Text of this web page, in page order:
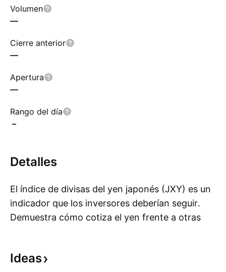
Volumen
—
Cierre anterior
—
Apertura
—
Rango del día
–
Detalles
El índice de divisas del yen japonés (JXY) es un
indicador que los inversores deberían seguir.
Demuestra cómo cotiza el yen frente a otras
de ser uno de los mayores exportadores e
Ideas